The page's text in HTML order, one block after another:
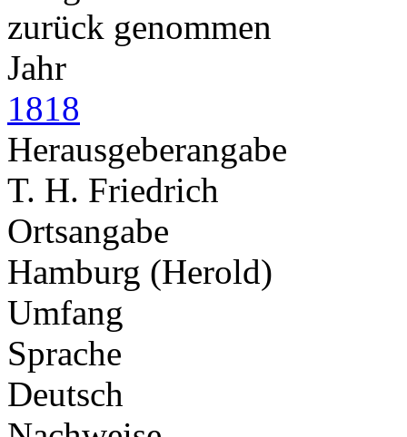
zurück genommen
Jahr
1818
Herausgeberangabe
T. H. Friedrich
Ortsangabe
Hamburg (Herold)
Umfang
Sprache
Deutsch